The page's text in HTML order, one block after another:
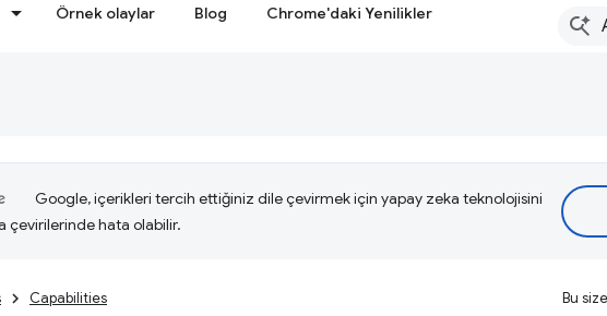
Örnek olaylar Blog Chrome'daki Yenilikler
Google, içerikleri tercih ettiğiniz dile çevirmek için yapay zeka teknolojisini
çevirilerinde hata olabilir.
Capabilities Bu